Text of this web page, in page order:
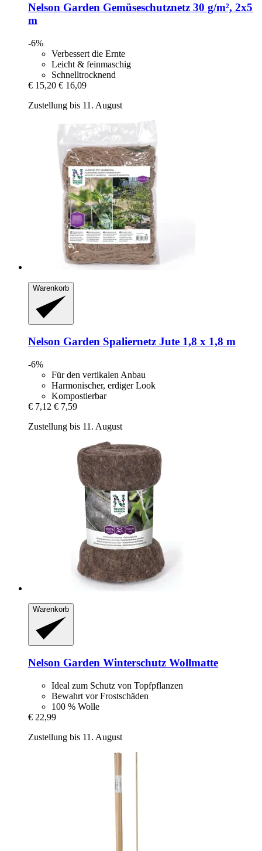
Nelson Garden Gemüseschutznetz 30 g/m², 2x5
m
-6%
Verbessert die Ernte
Leicht & feinmaschig
Schnelltrocknend
€ 15,20 € 16,09
Zustellung bis 11. August
Warenkorb
Nelson Garden Spaliernetz Jute 1,8 x 1,8 m
-6%
Für den vertikalen Anbau
Harmonischer, erdiger Look
Kompostierbar
€ 7,12 € 7,59
Zustellung bis 11. August
Warenkorb
Nelson Garden Winterschutz Wollmatte
Ideal zum Schutz von Topfpflanzen
Bewahrt vor Frostschäden
100 % Wolle
€ 22,99
Zustellung bis 11. August